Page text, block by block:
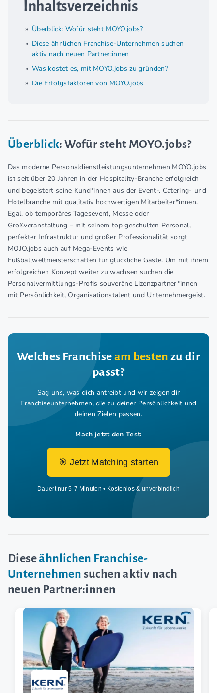
Inhaltsverzeichnis
Überblick: Wofür steht MOYO.jobs?
Diese ähnlichen Franchise-Unternehmen suchen
aktiv nach neuen Partner:innen
Was kostet es, mit MOYO.jobs zu gründen?
Die Erfolgsfaktoren von MOYO.jobs
Überblick: Wofür steht MOYO.jobs?
Das moderne Personaldienstleistungsunternehmen MOYO.jobs
ist seit über 20 Jahren in der Hospitality-Branche erfolgreich
und begeistert seine Kund*innen aus der Event-, Catering- und
Hotelbranche mit qualitativ hochwertigen Mitarbeiter*innen.
Egal, ob temporäres Tagesevent, Messe oder
Großveranstaltung – mit seinem top geschulten Personal,
perfekter Infrastruktur und großer Professionalität sorgt
MOJO.jobs auch auf Mega-Events wie
Fußballweltmeisterschaften für glückliche Gäste. Um mit ihrem
erfolgreichen Konzept weiter zu wachsen suchen die
Personalvermittlungs-Profis souveräne Lizenzpartner*innen
mit Persönlichkeit, Organisationstalent und Unternehmergeist.
Welches Franchiseam besten zu dir
passt?
Sag uns, was dich antreibt und wir zeigen dir
Franchiseunternehmen, die zu deiner Persönlichkeit und
deinen Zielen passen.
Mach jetzt den Test:
🎯 Jetzt Matching starten
Dauert nur 5-7 Minuten • Kostenlos & unverbindlich
Dieseähnlichen Franchise-
Unternehmen suchen aktiv nach
neuen Partner:innen